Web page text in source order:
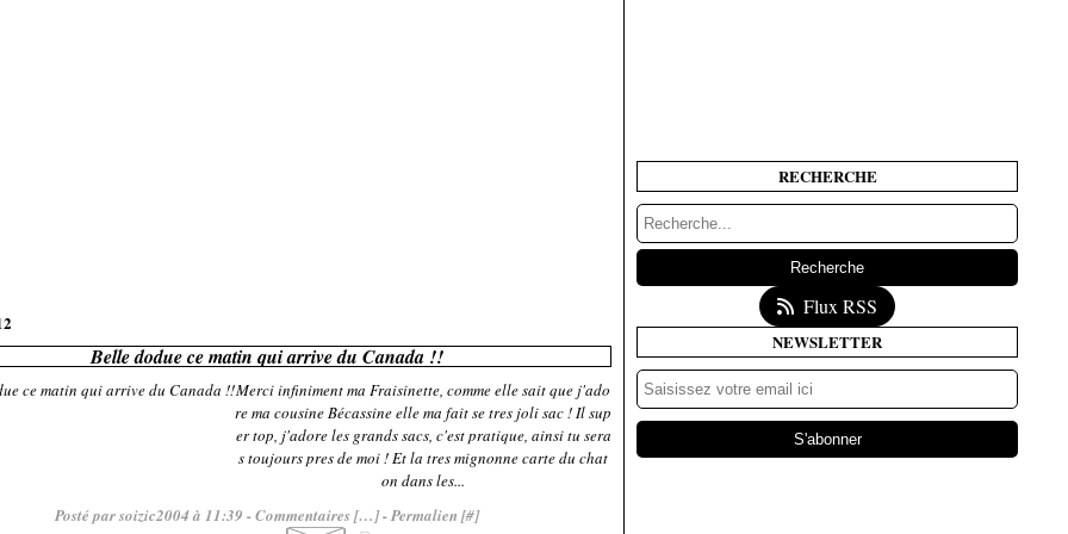
Belle dodue ce matin qui arrive du Canada !!
Merci infiniment ma Fraisinette, comme elle sait que j'ado
re ma cousine Bécassine elle ma fait se tres joli sac ! Il sup
er top, j'adore les grands sacs, c'est pratique, ainsi tu sera
s toujours pres de moi ! Et la tres mignonne carte du chat
on dans les...
Posté par soizic2004 à 11:39 -Commentaires […]- Permalien [#]
RECHERCHE
Flux RSS
NEWSLETTER